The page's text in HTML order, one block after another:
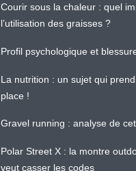
Courir sous la chaleur : quel
l’utilisation des graisses ?
Profil psychologique et
La nutrition : un sujet qui
place !
Gravel running : analyse de
Polar Street X : la montre
veut casser les codes